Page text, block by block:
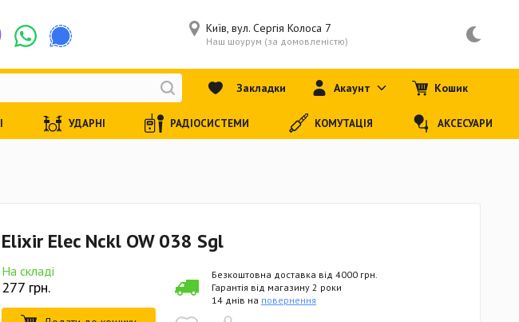
Elixir Elec Nckl OW 038 Sgl
На складі
277 грн.
Безкоштовна доставка від 4000 грн.
Гарантія від магазину 2 роки
14 днів на повернення
Київ, вул. Сергія Колоса 7
Наш шоурум (за домовленістю)
Закладки Акаунт Кошик
УДАРНІ РАДІОСИСТЕМИ КОМУТАЦІЯ АКСЕСУАРИ